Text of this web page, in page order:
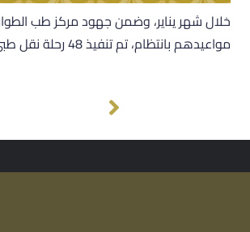
خلال شهر يناير، وضمن جهود مركز طب
مواعيدهم بانتظام، تم تنفيذ 48 رحلة نقل طبي ذهابًا وإيابًا من منازل المرضى إلى مركز غسيل الكلى داخل المدينة.